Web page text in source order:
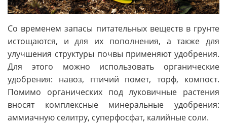
Со временем запасы питательных веществ в грунте
истощаются, и для их пополнения, а также для
улучшения структуры почвы применяют удобрения.
Для этого можно использовать органические
удобрения: навоз, птичий помет, торф, компост.
Помимо органических под луковичные растения
вносят комплексные минеральные удобрения:
аммиачную селитру, суперфосфат, калийные соли.